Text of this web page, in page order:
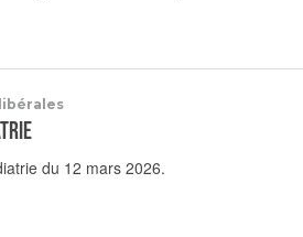
du 12 mars 2026.